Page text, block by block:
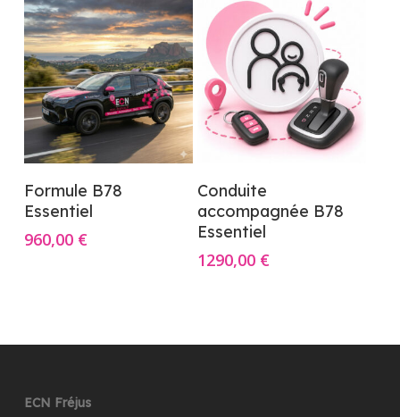
Ajouter Au Panier
Formule B78
Essentiel
960,00 €
Ajouter Au Panier
Conduite
accompagnée B78
Essentiel
1290,00 €
ECN Fréjus